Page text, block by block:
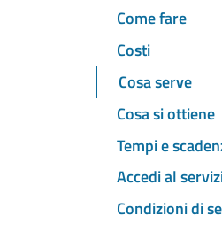
Come fare
Costi
Cosa serve
Cosa si ottiene
Tempi e
Accedi al
Condizioni di